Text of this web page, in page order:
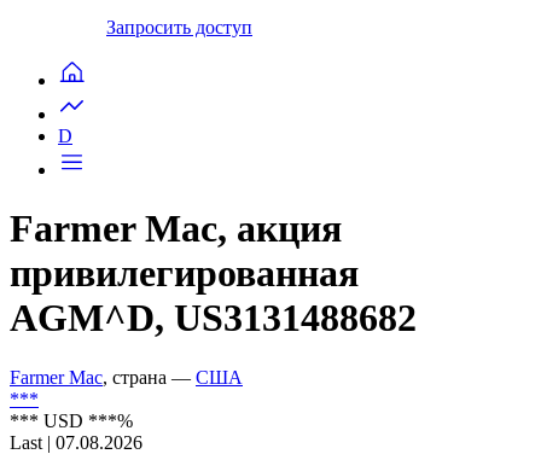
Запросить доступ
D
Farmer Mac, акция
привилегированная
AGM^D, US3131488682
Farmer Mac, страна — США
***
*** USD ***%
Last | 07.08.2026